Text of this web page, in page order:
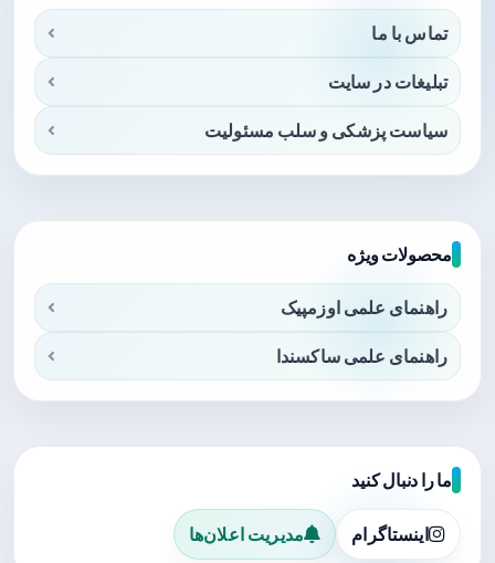
تماس با ما
تبلیغات در سایت
سیاست پزشکی و سلب مسئولیت
محصولات ویژه
راهنمای علمی اوزمپیک
راهنمای علمی ساکسندا
ما را دنبال کنید
اینستاگرام مدیریت اعلان‌ها